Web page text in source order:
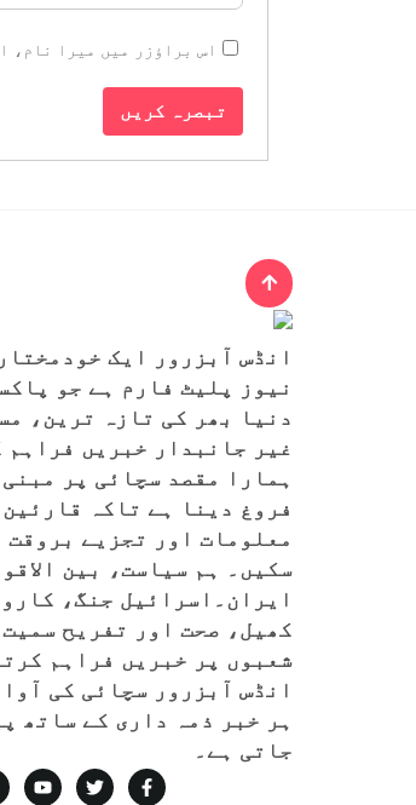
اس براؤزر میں میرا نام،
انڈس آبزرور ایک
نیوز پلیٹ فارم ہے جو
دنیا بھر کی تازہ ترین،
غیر جانبدار خبریں فراہم
ہمارا مقصد سچائی پر
فروغ دینا ہے تاکہ
معلومات اور تجزیے بروقت
سکیں۔ ہم سیاست، بین
ایران۔اسرائیل جنگ،
کھیل، صحت اور تفریح
شعبوں پر خبریں فراہم
انڈس آبزرور سچائی کی
ہر خبر ذمہ داری کے ساتھ
جاتی ہے۔